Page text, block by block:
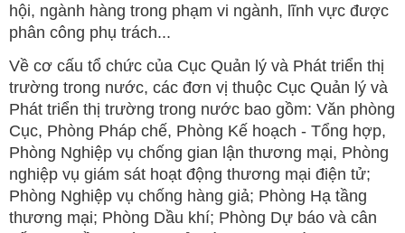
hội, ngành hàng trong phạm vi ngành, lĩnh vực được
phân công phụ trách...
Về cơ cấu tổ chức của Cục Quản lý và Phát triển thị
trường trong nước, các đơn vị thuộc Cục Quản lý và
Phát triển thị trường trong nước bao gồm: Văn phòng
Cục, Phòng Pháp chế, Phòng Kế hoạch - Tổng hợp,
Phòng Nghiệp vụ chống gian lận thương mại, Phòng
nghiệp vụ giám sát hoạt động thương mại điện tử;
Phòng Nghiệp vụ chống hàng giả; Phòng Hạ tầng
thương mại; Phòng Dầu khí; Phòng Dự báo và cân